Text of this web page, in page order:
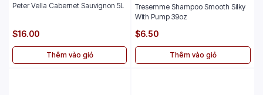
Peter Vella Cabernet Sauvignon 5L
$16.00
Thêm vào giỏ
Tresemme Shampoo Smooth Silky
With Pump 39oz
$6.50
Thêm vào giỏ